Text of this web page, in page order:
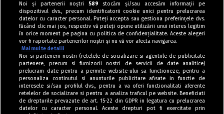
Noi și partenerii noștri 589 stocăm și/sau accesăm informații pe
dispozitivul dvs., precum identificatorii cookie unici pentru prelucrarea
datelor cu caracter personal. Puteți accepta sau gestiona preferințele dvs.
făcând clic mai jos, respectiv vă puteți opune utilizării unui interes legitim
în orice moment pe pagina cu politica de confidențialitate. Aceste alegeri
vor fi raportate partenerilor noștri și nu vă vor afecta navigarea.
Mai multe detalii
Noi si partenerii nostri (retelele de socializare si agentiile de publicitate
partenere, precum si furnizorii nostri de servicii de date analitice)
prelucram date pentru a permite website-ului sa functioneze, pentru a
personaliza continutul si anunturile publicitare afisate in functie de
interesele si/sau profilul dvs., pentru a va oferi functionalitati aferente
retelelor de socializare si pentru a analiza traficul pe website. Beneficiati
de drepturile prevazute de art. 15-22 din GDPR in legatura cu prelucrarea
datelor cu caracter personal. Aceste drepturi pot fi exercitate prin